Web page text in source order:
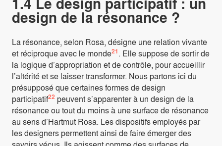
design de la résonance ?
La résonance, selon Rosa, désigne une relation vivante
et réciproque avec le monde21. Elle suppose de sortir de
la logique d’appropriation et de contrôle, pour accueillir
l’altérité et se laisser transformer. Nous partons ici du
présupposé que certaines formes de design
participatif22 peuvent s’apparenter à un design de la
résonance ou tout du moins à une surface de résonance
au sens d’Hartmut Rosa. Les dispositifs employés par
les designers permettent ainsi de faire émerger des